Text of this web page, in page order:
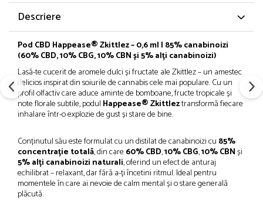
Descriere
Pod CBD Happease® Zkittlez – 0,6 ml | 85% canabinoizi
(60% CBD, 10% CBG, 10% CBN și 5% alți canabinoizi)
Lasă-te cucerit de aromele dulci și fructate ale Zkittlez – un amestec
delicios inspirat din soiurile de cannabis cele mai populare. Cu un
profil olfactiv care aduce aminte de bomboane, fructe tropicale și
note florale subtile, podul Happease® Zkittleztransformă fiecare
inhalare într-o explozie de gust și stare de bine.
Conținutul său este formulat cu un distilat de canabinoizi cu 85%
concentrație totală, din care 60% CBD,10% CBG,10% CBNși
5% alți canabinoizi naturali, oferind un efect de anturaj
echilibrat – relaxant, dar fără a-ți încetini ritmul. Ideal pentru
momentele în care ai nevoie de calm mental și o stare generală
plăcută.